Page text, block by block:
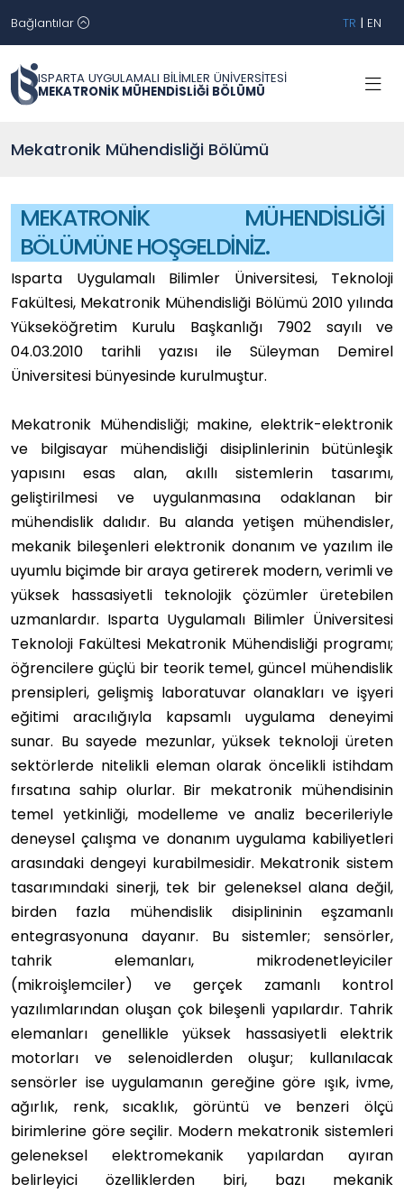
Bağlantılar TR | EN
ISPARTA UYGULAMALI BİLİMLER ÜNİVERSİTESİ
MEKATRONİK MÜHENDİSLİĞİ BÖLÜMÜ
Mekatronik Mühendisliği Bölümü
MEKATRONİK MÜHENDİSLİĞİ
BÖLÜMÜNE HOŞGELDİNİZ.
Isparta Uygulamalı Bilimler Üniversitesi, Teknoloji
Fakültesi, Mekatronik Mühendisliği Bölümü 2010 yılında
Yükseköğretim Kurulu Başkanlığı 7902 sayılı ve
04.03.2010 tarihli yazısı ile Süleyman Demirel
Üniversitesi bünyesinde kurulmuştur.
Mekatronik Mühendisliği; makine, elektrik-elektronik
ve bilgisayar mühendisliği disiplinlerinin bütünleşik
yapısını esas alan, akıllı sistemlerin tasarımı,
geliştirilmesi ve uygulanmasına odaklanan bir
mühendislik dalıdır. Bu alanda yetişen mühendisler,
mekanik bileşenleri elektronik donanım ve yazılım ile
uyumlu biçimde bir araya getirerek modern, verimli ve
yüksek hassasiyetli teknolojik çözümler üretebilen
uzmanlardır. Isparta Uygulamalı Bilimler Üniversitesi
Teknoloji Fakültesi Mekatronik Mühendisliği programı;
öğrencilere güçlü bir teorik temel, güncel mühendislik
prensipleri, gelişmiş laboratuvar olanakları ve işyeri
eğitimi aracılığıyla kapsamlı uygulama deneyimi
sunar. Bu sayede mezunlar, yüksek teknoloji üreten
sektörlerde nitelikli eleman olarak öncelikli istihdam
fırsatına sahip olurlar. Bir mekatronik mühendisinin
temel yetkinliği, modelleme ve analiz becerileriyle
deneysel çalışma ve donanım uygulama kabiliyetleri
arasındaki dengeyi kurabilmesidir. Mekatronik sistem
tasarımındaki sinerji, tek bir geleneksel alana değil,
birden fazla mühendislik disiplininin eşzamanlı
entegrasyonuna dayanır. Bu sistemler; sensörler,
tahrik elemanları, mikrodenetleyiciler
(mikroişlemciler) ve gerçek zamanlı kontrol
yazılımlarından oluşan çok bileşenli yapılardır. Tahrik
elemanları genellikle yüksek hassasiyetli elektrik
motorları ve selenoidlerden oluşur; kullanılacak
sensörler ise uygulamanın gereğine göre ışık, ivme,
ağırlık, renk, sıcaklık, görüntü ve benzeri ölçü
birimlerine göre seçilir. Modern mekatronik sistemleri
geleneksel elektromekanik yapılardan ayıran
belirleyici özelliklerden biri, bazı mekanik